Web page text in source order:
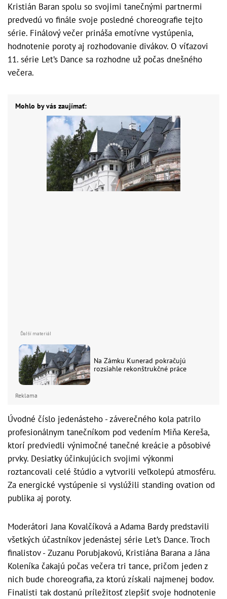
Kristián Baran spolu so svojimi tanečnými partnermi
predvedú vo finále svoje posledné choreografie tejto
série. Finálový večer prináša emotívne vystúpenia,
hodnotenie poroty aj rozhodovanie divákov. O víťazovi
11. série Let’s Dance sa rozhodne už počas dnešného
večera.
Mohlo by vás zaujímať:
Na Zámku Kunerad pokračujú
rozsiahle rekonštrukčné práce
Reklama
Úvodné číslo jedenásteho - záverečného kola patrilo
profesionálnym tanečníkom pod vedením Miňa Kereša,
ktorí predviedli výnimočné tanečné kreácie a pôsobivé
prvky. Desiatky účinkujúcich svojimi výkonmi
roztancovali celé štúdio a vytvorili veľkolepú atmosféru.
Za energické vystúpenie si vyslúžili standing ovation od
publika aj poroty.
Moderátori Jana Kovalčíková a Adama Bardy predstavili
všetkých účastníkov jedenástej série Let’s Dance. Troch
finalistov - Zuzanu Porubjakovú, Kristiána Barana a Jána
Koleníka čakajú počas večera tri tance, pričom jeden z
nich bude choreografia, za ktorú získali najmenej bodov.
Finalisti tak dostanú príležitosť zlepšiť svoje hodnotenie